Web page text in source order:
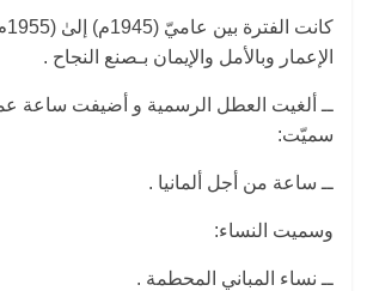
الإعمار وبالأمل والإيمان بـصنع النجاح .
ــ ألغيت العطل الرسمية و أضيفت ساعة
سميّت:
ــ ساعة من أجل ألمانيا .
وسميت النساء:
ــ نساء المباني المحطمة .